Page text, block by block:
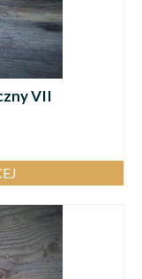
VII